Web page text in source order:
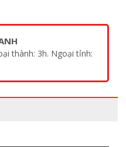
thành: 3h. Ngoại tỉnh: